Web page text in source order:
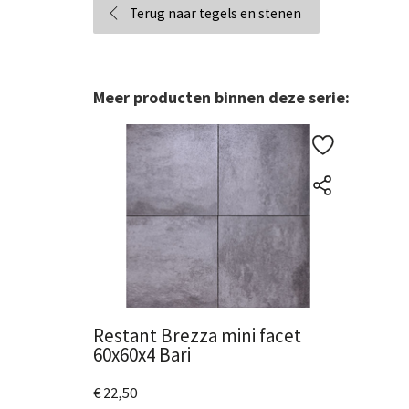
Terug naar tegels en stenen
Meer producten binnen deze serie:
Restant Brezza mini facet
60x60x4 Bari
€ 22,50